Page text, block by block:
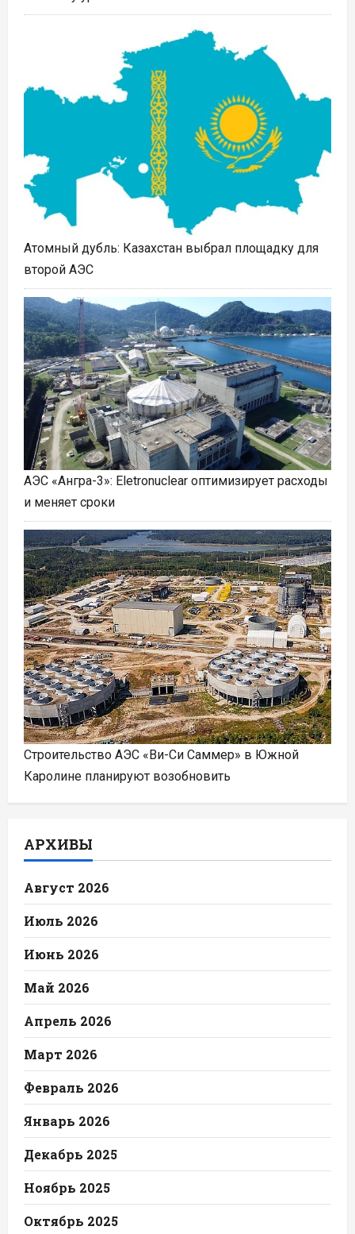
Атомный дубль: Казахстан выбрал площадку для
второй АЭС
АЭС «Ангра-3»: Eletronuclear оптимизирует расходы
и меняет сроки
Строительство АЭС «Ви-Си Саммер» в Южной
Каролине планируют возобновить
АРХИВЫ
Август 2026
Июль 2026
Июнь 2026
Май 2026
Апрель 2026
Март 2026
Февраль 2026
Январь 2026
Декабрь 2025
Ноябрь 2025
Октябрь 2025